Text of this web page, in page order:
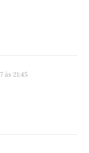
às 21:45